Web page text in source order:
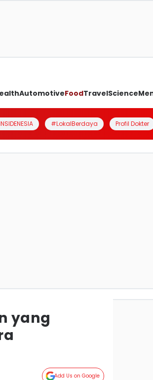
AutomotiveFoodTravelScience
#LokalBerdaya Profil Dokter
yang
Add Us on Google